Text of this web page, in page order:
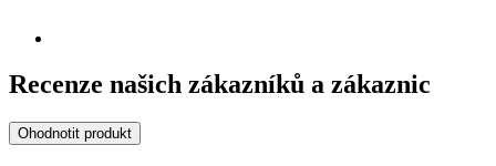
Recenze našich zákazníků a zákaznic
Ohodnotit produkt